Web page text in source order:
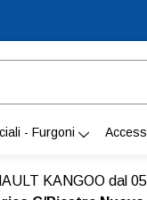
- Furgoni
KANGOO dal